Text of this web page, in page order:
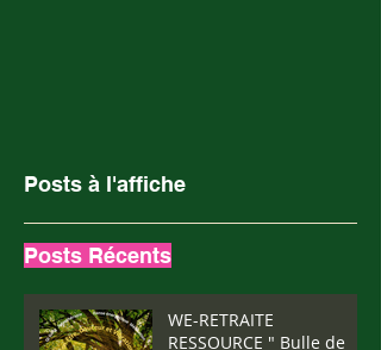
Posts à l'affiche
Posts Récents
WE-RETRAITE
RESSOURCE " Bulle de